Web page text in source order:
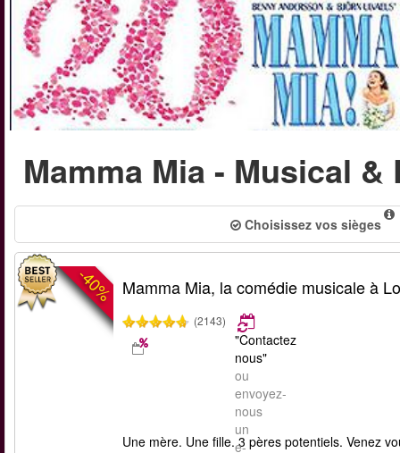
Mamma Mia - Musical &
Choisissez vos sièges
-40% Mamma Mia, la comédie musicale à
(2143)
"Contactez
nous"
ou
envoyez-
nous
un
e-
Une mère. Une fille. 3 pères potentiels. Venez